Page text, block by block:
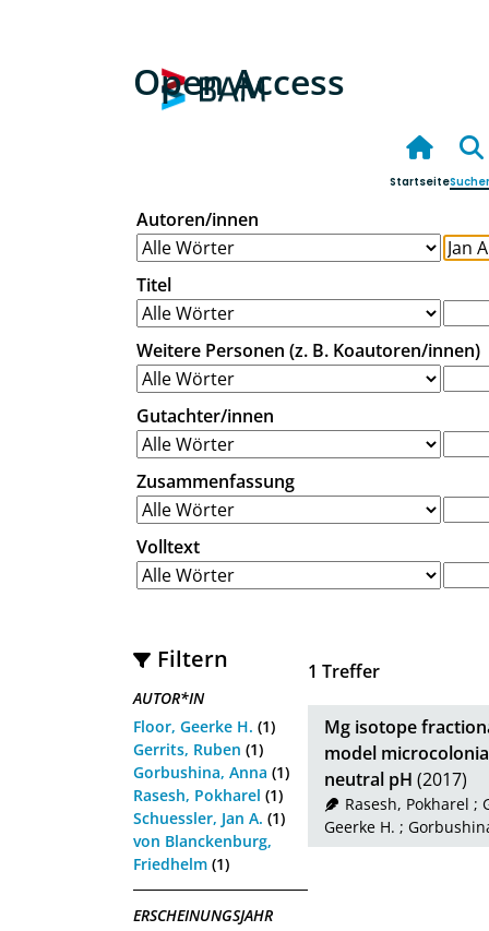
Open Access
Startseite
Autoren/innen
Titel
Weitere Personen (z. B. Koautoren/innen)
Gutachter/innen
Zusammenfassung
Volltext
Filtern
AUTOR*IN
Floor, Geerke H. (1)
Gerrits, Ruben (1)
Gorbushina, Anna (1)
Rasesh, Pokharel (1)
Schuessler, Jan A. (1)
von Blanckenburg,
Friedhelm (1)
ERSCHEINUNGSJAHR
1 Treffer
Mg isotope
model
neutral pH (2017)
Rasesh, Pokharel ;
Geerke H. ;